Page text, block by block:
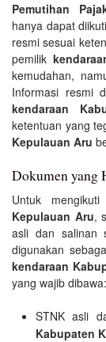
Pemutihan
hanya dapat
resmi sesuai
pemilik
kemudahan,
Informasi resmi
kendaraan
ketentuan yang
Kepulauan Aru
Dokumen yang
Untuk
Kepulauan Aru,
asli dan salinan
digunakan
kendaraan
yang wajib dibawa:
STNK asli
Kabupaten